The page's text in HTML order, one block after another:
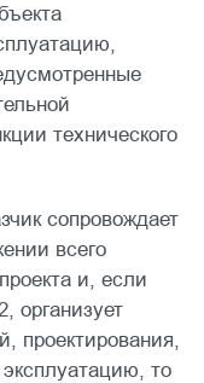
технического
сопровождает
всего
и, если
организует
проектирования,
то